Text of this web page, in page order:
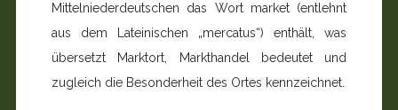
Mittelniederdeutschen das Wort market (entlehnt
aus dem Lateinischen „mercatus“) enthält, was
übersetzt Marktort, Markthandel bedeutet und
zugleich die Besonderheit des Ortes kennzeichnet.